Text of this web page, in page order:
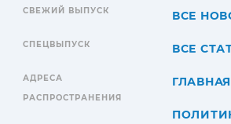
СВЕЖИЙ ВЫПУСК
СПЕЦВЫПУСК
АДРЕСА
РАСПРОСТРАНЕНИЯ
ВСЕ
ВСЕ